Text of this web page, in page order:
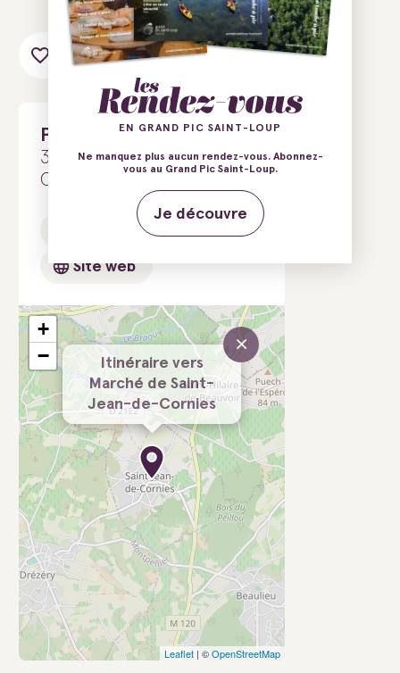
Ajouter au carnet de voyage
Place du village
34160 Saint-Jean-de-
Cornies
Site web
Itinéraire vers
Marché de Saint-
Jean-de-Cornies
×
+
−
Leaflet | ©OpenStreetMap
EN GRAND PIC SAINT-LOUP
Ne manquez plus aucun rendez-vous. Abonnez-
vous au Grand Pic Saint-Loup.
Je découvre